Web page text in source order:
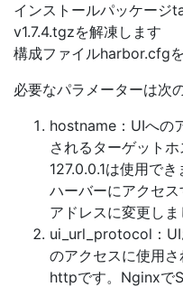
インストールパッケー
v1.7.4.tgzを解凍します
構成ファイルharbor.cfg
必要なパラメーターは次
hostname：UIへの
されるターゲット
127.0.0.1は使用で
ハーバーにアクセ
アドレスに変更しま
ui_url_protocol：
のアクセスに使用
httpです。Nginxで